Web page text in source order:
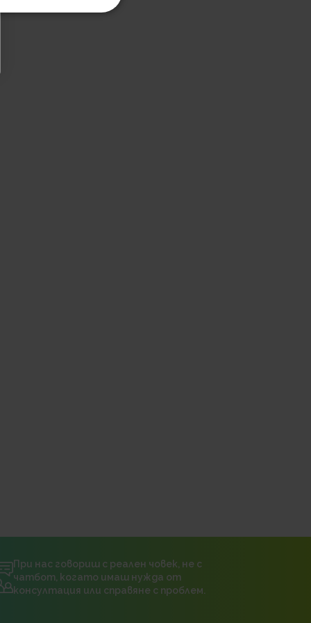
При нас говориш с реален човек, не с
чатбот, когато имаш нужда от
консултация или справяне с проблем.